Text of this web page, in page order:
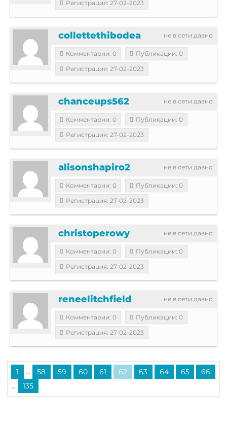
Регистрация: 27-02-2023
не в сети давно
collettethibodea
Комментарии: 0
Публикации: 0
Регистрация: 27-02-2023
не в сети давно
chanceups562
Комментарии: 0
Публикации: 0
Регистрация: 27-02-2023
не в сети давно
alisonshapiro2
Комментарии: 0
Публикации: 0
Регистрация: 27-02-2023
не в сети давно
christoperowy
Комментарии: 0
Публикации: 0
Регистрация: 27-02-2023
не в сети давно
reneelitchfield
Комментарии: 0
Публикации: 0
Регистрация: 27-02-2023
1 ... 58 59 60 61 62 63 64 65 66
... 135